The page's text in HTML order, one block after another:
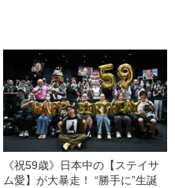
《祝59歳》日本中の【ステイサ
ム愛】が大暴走！ “勝手に”生誕